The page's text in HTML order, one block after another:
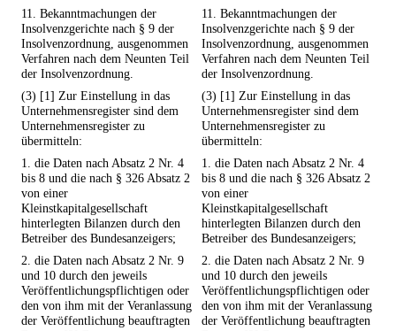
11. Bekanntmachungen der
Insolvenzgerichte nach § 9 der
Insolvenzordnung, ausgenommen
Verfahren nach dem Neunten Teil
der Insolvenzordnung.
11. Bekanntmachungen der
Insolvenzgerichte nach § 9 der
Insolvenzordnung, ausgenommen
Verfahren nach dem Neunten Teil
der Insolvenzordnung.
(3) [1] Zur Einstellung in das
Unternehmensregister sind dem
Unternehmensregister zu
übermitteln:
(3) [1] Zur Einstellung in das
Unternehmensregister sind dem
Unternehmensregister zu
übermitteln:
1. die Daten nach Absatz 2 Nr. 4
bis 8 und die nach § 326 Absatz 2
von einer
Kleinstkapitalgesellschaft
hinterlegten Bilanzen durch den
Betreiber des Bundesanzeigers;
1. die Daten nach Absatz 2 Nr. 4
bis 8 und die nach § 326 Absatz 2
von einer
Kleinstkapitalgesellschaft
hinterlegten Bilanzen durch den
Betreiber des Bundesanzeigers;
2. die Daten nach Absatz 2 Nr. 9
und 10 durch den jeweils
Veröffentlichungspflichtigen oder
den von ihm mit der Veranlassung
der Veröffentlichung beauftragten
2. die Daten nach Absatz 2 Nr. 9
und 10 durch den jeweils
Veröffentlichungspflichtigen oder
den von ihm mit der Veranlassung
der Veröffentlichung beauftragten